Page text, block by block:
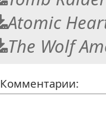
Atomic
The Wolf
Комментарии: